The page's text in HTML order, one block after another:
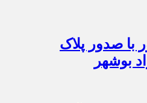
با صدور پلاک
بوشهر